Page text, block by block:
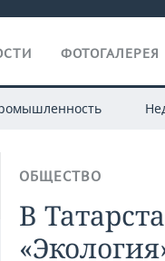
ФОТОГАЛЕРЕЯ
ОБЩЕСТВО
В